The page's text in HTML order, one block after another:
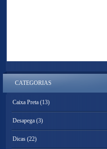
CATEGORIAS
Caixa Preta (13)
Desapega (3)
Dicas (22)